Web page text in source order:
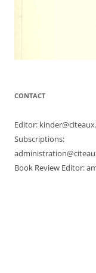
CONTACT
Editor:
Subscriptions:
Book Review Editor: